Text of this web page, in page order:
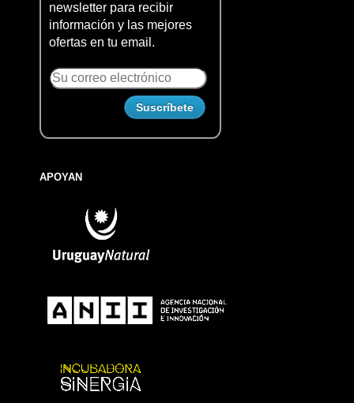
newsletter para recibir
información y las mejores
ofertas en tu email.
APOYAN